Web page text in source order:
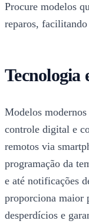
Procure modelos
reparos, facilitando
Tecnologia
Modelos modernos
controle digital e
remotos via
programação da
e até notificações
proporciona maior
desperdícios e